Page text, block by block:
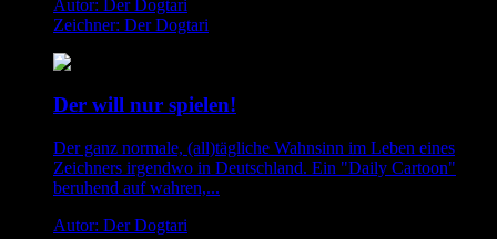
Autor: Der Dogtari
Zeichner: Der Dogtari
Der will nur spielen!
Der ganz normale, (all)tägliche Wahnsinn im Leben eines
Zeichners irgendwo in Deutschland. Ein "Daily Cartoon"
beruhend auf wahren,...
Autor: Der Dogtari